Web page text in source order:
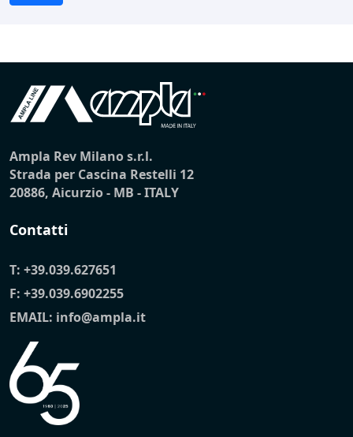
Ampla Rev Milano s.r.l.
Strada per Cascina Restelli 12
20886, Aicurzio - MB - ITALY
Contatti
T: +39.039.627651
F: +39.039.6902255
EMAIL: info@ampla.it